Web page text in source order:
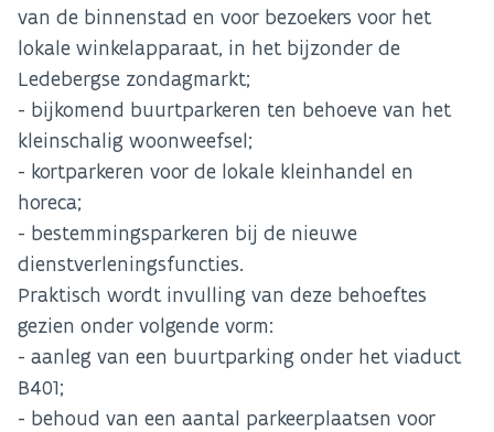
van de binnenstad en voor bezoekers voor het
lokale winkelapparaat, in het bijzonder de
Ledebergse zondagmarkt;
- bijkomend buurtparkeren ten behoeve van het
kleinschalig woonweefsel;
- kortparkeren voor de lokale kleinhandel en
horeca;
- bestemmingsparkeren bij de nieuwe
dienstverleningsfuncties.
Praktisch wordt invulling van deze behoeftes
gezien onder volgende vorm:
- aanleg van een buurtparking onder het viaduct
B401;
- behoud van een aantal parkeerplaatsen voor